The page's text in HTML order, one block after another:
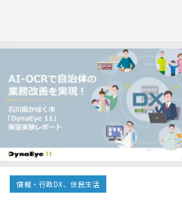
情報・行政DX、住民生活